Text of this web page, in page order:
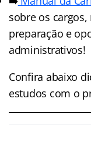
sobre os
preparação e
administrativos!
Confira abaixo
estudos com o